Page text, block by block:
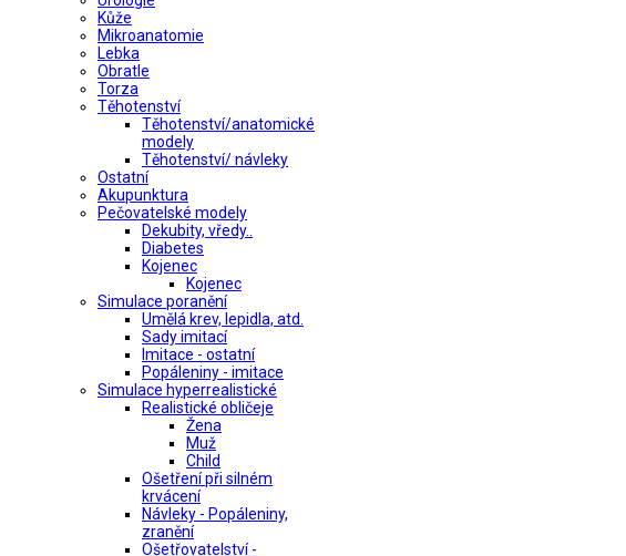
Kůže
Mikroanatomie
Lebka
Obratle
Torza
Těhotenství
Těhotenství/anatomické
modely
Těhotenství/ návleky
Ostatní
Akupunktura
Pečovatelské modely
Dekubity, vředy..
Diabetes
Kojenec
Kojenec
Simulace poranění
Umělá krev, lepidla, atd.
Sady imitací
Imitace - ostatní
Popáleniny - imitace
Simulace hyperrealistické
Realistické obličeje
Žena
Muž
Child
Ošetření při silném
krvácení
Návleky - Popáleniny,
zranění
Ošetřovatelství -